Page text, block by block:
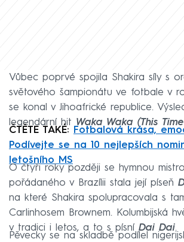
Vůbec poprvé spojila Shakira síly s
světového šampionátu ve fotbale v
se konal v Jihoafrické republice.
legendární hit Waka Waka (This
ČTĚTE TAKÉ: Fotbalová krása,
Podívejte se na 10 nejlepších
letošního MS
O čtyři roky později se hymnou
pořádaného v Brazílii stala její píseň
na které Shakira spolupracovala s
Carlinhosem Brownem. Kolumbijská
v tradici i letos, a to s písní Dai Dai.
Pěvecky se na skladbě podílel